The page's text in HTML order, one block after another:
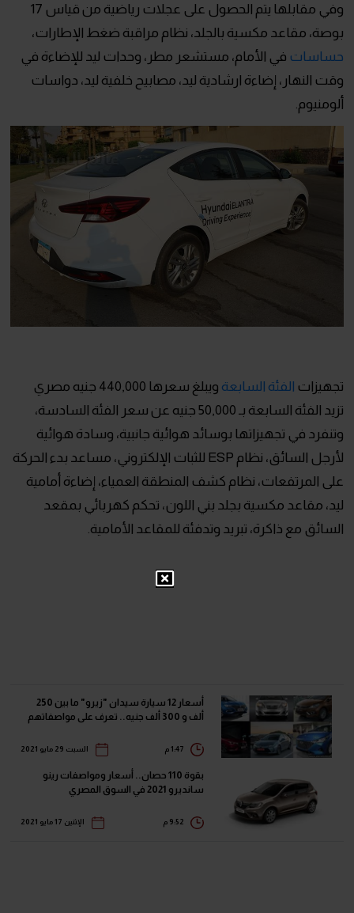
وفي مقابلها يتم الحصول على عجلات رياضية من قياس 17
بوصة، مقاعد مكسية بالجلد، نظام مراقبة ضغط الإطارات،
حساسات في الأمام، مستشعر مطر، وحدات ليد للإضاءة في
وقت النهار، إضاءة ارشادية ليد، مصابيح خلفية ليد، دواسات
ألومنيوم.
تجهيزات الفئة السابعة ويبلغ سعرها 440,000 جنيه مصري
تزيد الفئة السابعة بـ 50,000 جنيه عن سعر الفئة السادسة،
وتنفرد في تجهيزاتها بوسائد هوائية جانبية، وسادة هوائية
لأرجل السائق، نظام ESP للثبات الإلكتروني، مساعد بدء الحركة
على المرتفعات، نظام كشف المنطقة العمياء، إضاءة أمامية
ليد، مقاعد مكسية بجلد بني اللون، تحكم كهربائي بمقعد
السائق مع ذاكرة، تبريد وتدفئة للمقاعد الأمامية.
أسعار 12 سيارة سيدان "زيرو" ما بين 250
ألف و 300 ألف جنيه.. تعرف على مواصفاتهم
السبت 29 مايو 2021
بقوة 110 حصان.. أسعار ومواصفات رينو
سانديرو 2021 في السوق المصري
الإثنين 17 مايو 2021